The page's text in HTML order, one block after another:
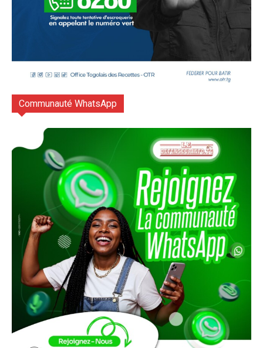
Communauté WhatsApp